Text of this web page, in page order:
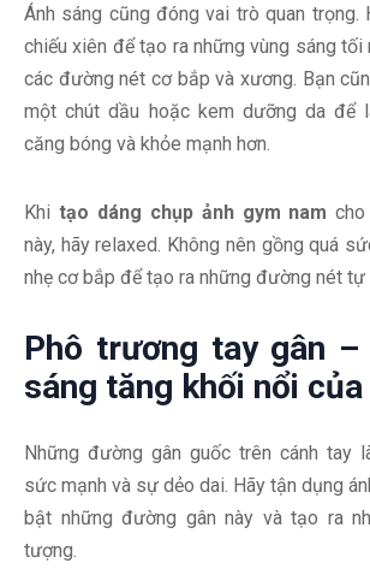
Ánh sáng cũng đóng vai trò quan trọng.
chiếu xiên để tạo ra những vùng sáng tối
các đường nét cơ bắp và xương. Bạn
một chút dầu hoặc kem dưỡng da để
căng bóng và khỏe mạnh hơn.
Khi tạo dáng chụp ảnh gym nam
này, hãy relaxed. Không nên gồng quá
nhẹ cơ bắp để tạo ra những đường nét tự
Phô trương tay gân –
sáng tăng khối nổi
Những đường gân guốc trên cánh tay
sức mạnh và sự dẻo dai. Hãy tận dụng
bật những đường gân này và tạo ra
tượng.